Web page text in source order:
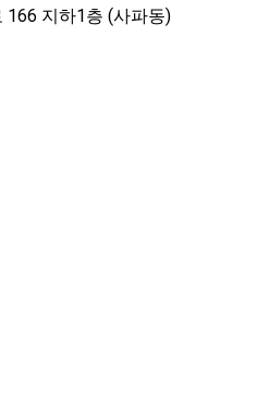
166 지하1층 (사파동)